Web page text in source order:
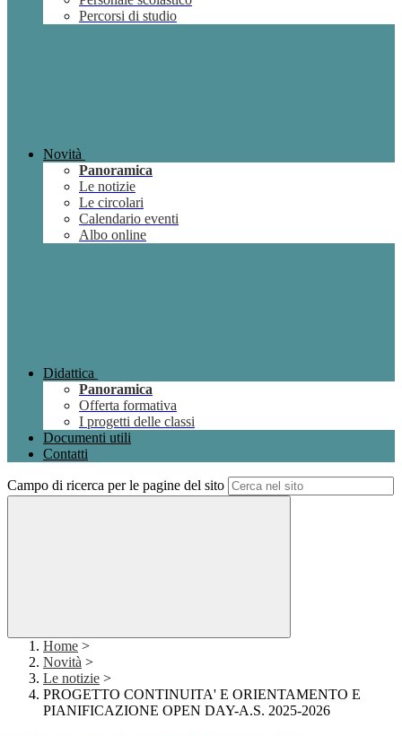
Percorsi di studio
Novità
Panoramica
Le notizie
Le circolari
Calendario eventi
Albo online
Didattica
Panoramica
Offerta formativa
I progetti delle classi
Documenti utili
Contatti
Campo di ricerca per le pagine del sito
Home >
Novità >
Le notizie >
PROGETTO CONTINUITA' E ORIENTAMENTO E
PIANIFICAZIONE OPEN DAY-A.S. 2025-2026